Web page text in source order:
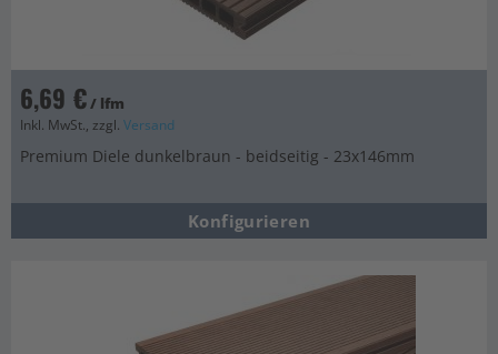
6,69 €/ lfm
Inkl. MwSt., zzgl. Versand
Premium Diele dunkelbraun - beidseitig - 23x146mm
Konfigurieren